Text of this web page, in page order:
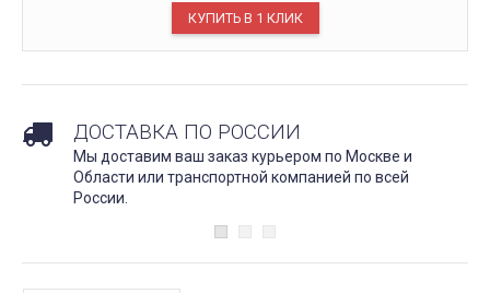
ДОСТАВКА ПО РОССИИ
Мы доставим ваш заказ курьером по Москве и
Области или транспортной компанией по всей
России.